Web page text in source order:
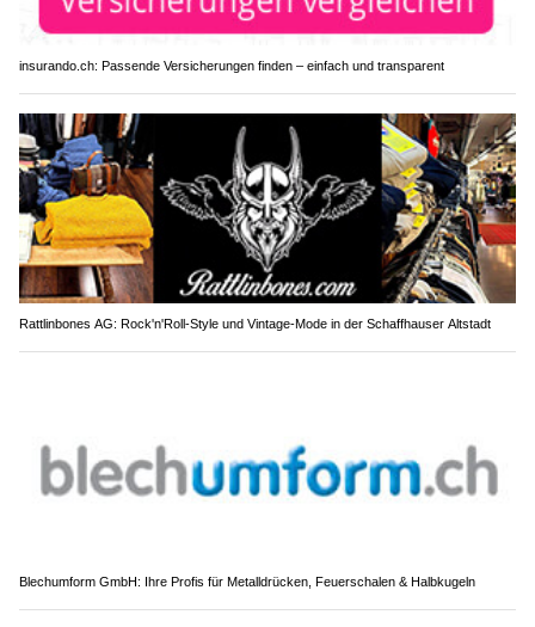
insurando.ch: Passende Versicherungen finden – einfach und transparent
Rattlinbones AG: Rock'n'Roll-Style und Vintage-Mode in der Schaffhauser Altstadt
Blechumform GmbH: Ihre Profis für Metalldrücken, Feuerschalen & Halbkugeln